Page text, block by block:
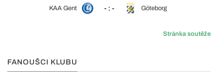
KAA Gent
- : - Göteborg
Stránka soutěže
FANOUŠCI KLUBU